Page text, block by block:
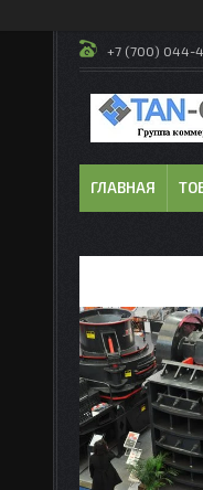
+7 (700) 044-
ГЛАВНАЯ